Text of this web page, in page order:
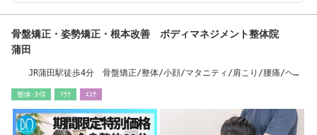
骨盤矯正・姿勢矯正・根本改善 ボディマネジメント整体院
蒲田
JR蒲田駅徒歩4分 骨盤矯正/整体/小顔/マタニティ/肩こり/腰痛/ヘッ
整体･ｶｲﾛ ﾘﾗｸ ｴｽﾃ